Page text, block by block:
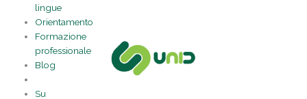
lingue
Orientamento
Formazione
professionale
Blog
Su